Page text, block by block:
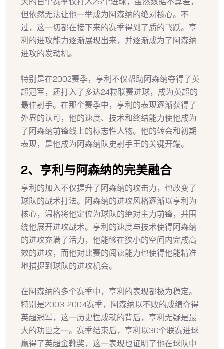
但依然无法让他一举成为阿森纳的绝对核心。不
过，这一切都在接下来的赛季得到了质的飞跃。亨
利的进攻能力逐渐展现出来，并逐渐成为了阿森纳
进攻的发动机。
特别是在2002赛季，亨利不仅帮助阿森纳夺得了英
超冠军，还打入了多达24粒联赛进球，成为英超的
最佳射手。在那个赛季中，亨利的表现逐渐获得了
外界的认可，他的速度、技术和终结能力使他成为
了阿森纳前锋线上的标志性人物。他的转会和初期
表现，是他成为阿森纳队史射手王的关键开端。
2、亨利与阿森纳的完美融合
亨利的加入不仅提升了阿森纳的攻击力，也改变了
球队的战术打法。阿森纳的进攻风格逐渐以亨利为
核心，温格将他定位为球队的绝对主力前锋，并围
绕他展开进攻战术。亨利的速度与技术使得阿森纳
的进攻充满了活力，他能够在狭小的空间内完成高
效的进攻，而他对比赛的阅读能力也使得他能精准
地捕捉到球队的进攻机会。
在阿森纳的多个赛季中，亨利的表现都极为稳定。
特别是2003-2004赛季，阿森纳以不败的成绩夺得
英超冠军，这一历史性成就的背后，亨利无疑是最
大的功臣之一。赛季结束后，亨利以30个联赛进球
赢得了英超金靴奖，这一表现也证明了他在球队中